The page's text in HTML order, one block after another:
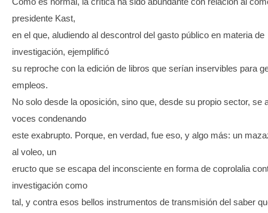
presidente Kast,
en el que, aludiendo al descontrol del gasto público en materia de
investigación, ejemplificó
su reproche con la edición de libros que serían inservibles para
empleos.
No solo desde la oposición, sino que, desde su propio sector, se
voces condenando
este exabrupto. Porque, en verdad, fue eso, y algo más: un
al voleo, un
eructo que se escapa del inconsciente en forma de coprolalia
investigación como
tal, y contra esos bellos instrumentos de transmisión del saber